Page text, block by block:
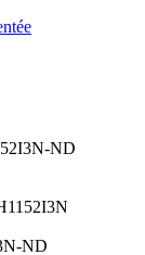
ND
ND